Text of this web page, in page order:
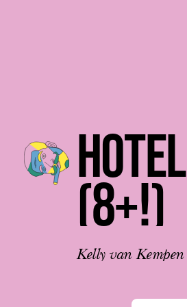
HOTEL
(8+!)
Kelly van Kempen